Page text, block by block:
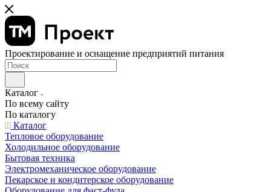
Проектирование и оснащение предприятий питания
Каталог
По всему сайту
По каталогу
Каталог
Тепловое оборудование
Холодильное оборудование
Бытовая техника
Электромеханическое оборудование
Пекарское и кондитерское оборудование